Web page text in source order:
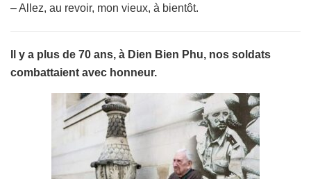
– Allez, au revoir, mon vieux, à bientôt.
Il y a plus de 70 ans, à Dien Bien Phu, nos soldats
combattaient avec honneur.